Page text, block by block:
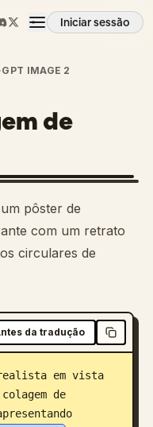
Iniciar sessão
GPT IMAGE 2
de
pôster de
com um retrato
circulares de
da tradução
em vista
de